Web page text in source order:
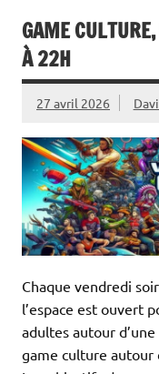
GAME
À 22H
27 avril 2026
Chaque vendredi
l’espace est ouvert
adultes autour
game culture autour